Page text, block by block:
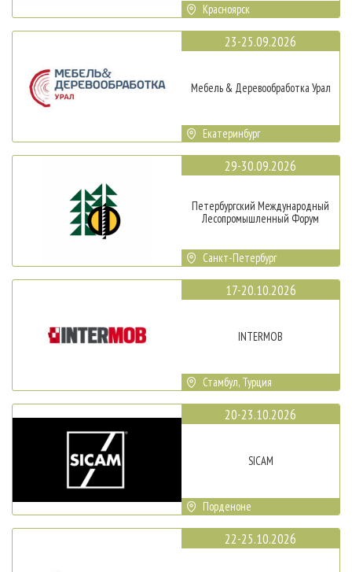
Красноярск
23-25.09.2026
Мебель & Деревообработка Урал
Екатеринбург
29-30.09.2026
Петербургский Международный
Лесопромышленный Форум
Санкт-Петербург
17-20.10.2026
INTERMOB
Стамбул, Турция
20-23.10.2026
SICAM
Порденоне
22-25.10.2026